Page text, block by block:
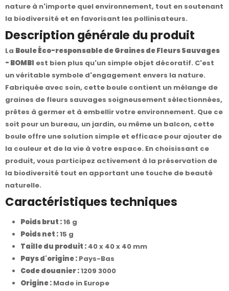
nature à n'importe quel environnement, tout en soutenant
la biodiversité et en favorisant les pollinisateurs.
Description générale du produit
La Boule Éco-responsable de Graines de Fleurs Sauvages
- BOMBI est bien plus qu'un simple objet décoratif. C'est
un véritable symbole d'engagement envers la nature.
Fabriquée avec soin, cette boule contient un mélange de
graines de fleurs sauvages soigneusement sélectionnées,
prêtes à germer et à embellir votre environnement. Que ce
soit pour un bureau, un jardin, ou même un balcon, cette
boule offre une solution simple et efficace pour ajouter de
la couleur et de la vie à votre espace. En choisissant ce
produit, vous participez activement à la préservation de
la biodiversité tout en apportant une touche de beauté
naturelle.
Caractéristiques techniques
Poids brut :16 g
Poids net :15 g
Taille du produit : 40 x 40 x 40 mm
Pays d'origine : Pays-Bas
Code douanier :1209 3000
Origine : Made in Europe